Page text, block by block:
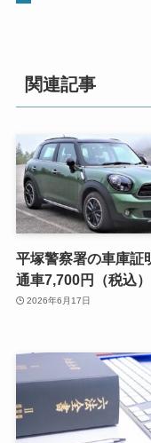
関連記事
平塚警察署の車庫
通車7,700円（税込）
2026年6月17日